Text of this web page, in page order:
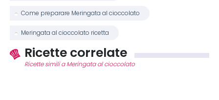
Come preparare Meringata al cioccolato
Meringata al cioccolato ricetta
Ricette correlate
Ricette simili a Meringata al cioccolato